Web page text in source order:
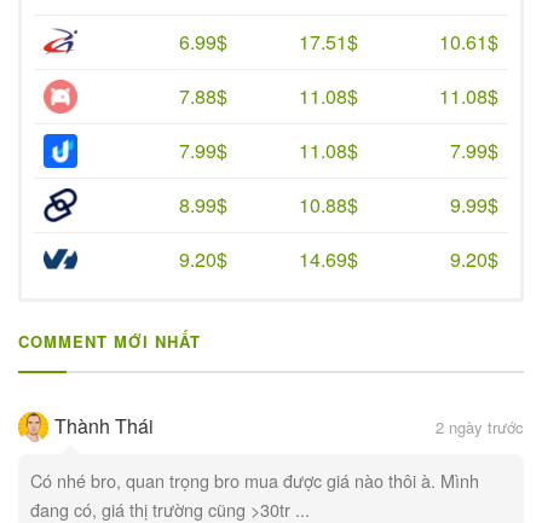
6.99$
17.51$
10.61$
7.88$
11.08$
11.08$
7.99$
11.08$
7.99$
8.99$
10.88$
9.99$
9.20$
14.69$ 9.20$
COMMENT MỚI NHẤT
Thành Thái 2 ngày trước
Có nhé bro, quan trọng bro mua được giá nào thôi à. Mình
đang có, giá thị trường cũng >30tr ...